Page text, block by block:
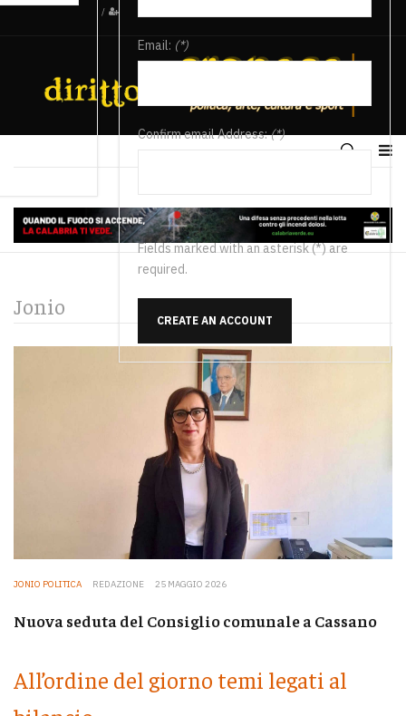
/
Email: (*)
Confirm email Address:(*)
Fields marked with an asterisk (*) are
required.
CREATE AN ACCOUNT
Jonio
JONIO POLITICA REDAZIONE 25 MAGGIO 2026
Nuova seduta del Consiglio comunale a Cassano
All’ordine del giorno temi legati al